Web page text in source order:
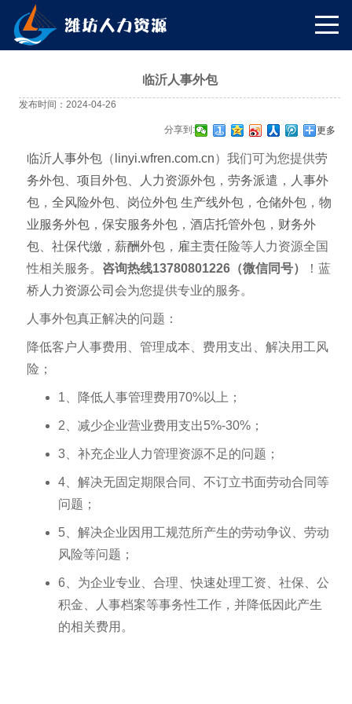
临沂人事外包
发布时间：2024-04-26
分享到: 更多
临沂人事外包 （ linyi.wfren.com.cn）我们可为您提供劳
务外包
项目外包 人力资源外包 ， 劳务派遣 ，
人事外
包 ， 全风险外包 岗位外包 生产线外包 ， 仓储外包 ， 物
业服务外包 ， 保安服务外包 ， 酒店托管外包 ， 财务外
包
社保代缴 ， 薪酬外包 ， 雇主责任险等人力资源全国
性相关服务。 咨询热线13780801226（微信同号）
！蓝
桥 人力资源公司 会为您提供专业的服务。
人事外包真正解决的问题：
降低客户人事费用、管理成本、费用支出、解决用工风
险；
1、降低人事管理费用70%以上；
2、减少企业营业费用支出5%-30%；
3、补充企业人力管理资源不足的问题；
4、解决无固定期限合同、不订立书面劳动合同等
问题；
5、解决企业因用工规范所产生的劳动争议、劳动
风险等问题；
6、为企业专业、合理、快速处理工资、社保、公
积金、人事档案等事务性工作，并降低因此产生
的相关费用。